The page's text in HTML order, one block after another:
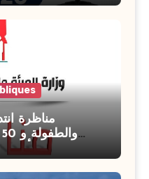
بوزارة
السن آخر أجل للتسجيل : 27